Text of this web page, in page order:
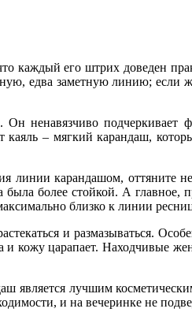
каждый его штрих доведен
едва заметную линию;
ненавязчиво
каяль – мягкий карандаш,
линии карандашом,
более стойкой. А
близко к линии
и размазываться.
кожу царапает. Находчивые
является лучшим
и на вечеринке не